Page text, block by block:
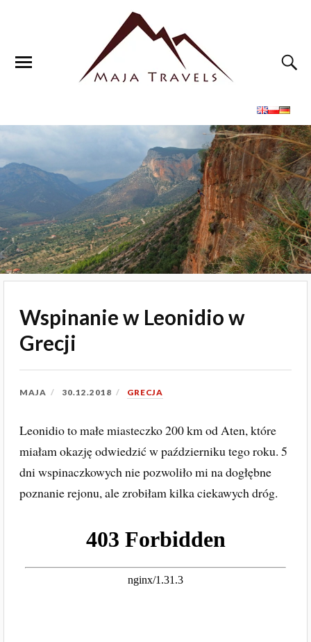
Wspinanie w Leonidio w
Grecji
MAJA 30.12.2018 GRECJA
Leonidio to małe miasteczko 200 km od Aten, które
miałam okazję odwiedzić w październiku tego roku. 5
dni wspinaczkowych nie pozwoliło mi na dogłębne
poznanie rejonu, ale zrobiłam kilka ciekawych dróg.